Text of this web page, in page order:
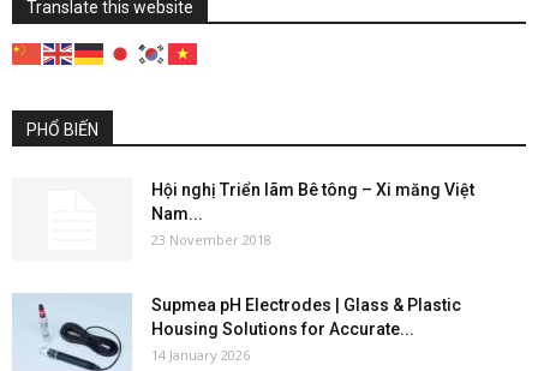
Translate this website
PHỔ BIẾN
Hội nghị Triển lãm Bê tông – Xi măng Việt
Nam...
23 November 2018
Supmea pH Electrodes | Glass & Plastic
Housing Solutions for Accurate...
14 January 2026